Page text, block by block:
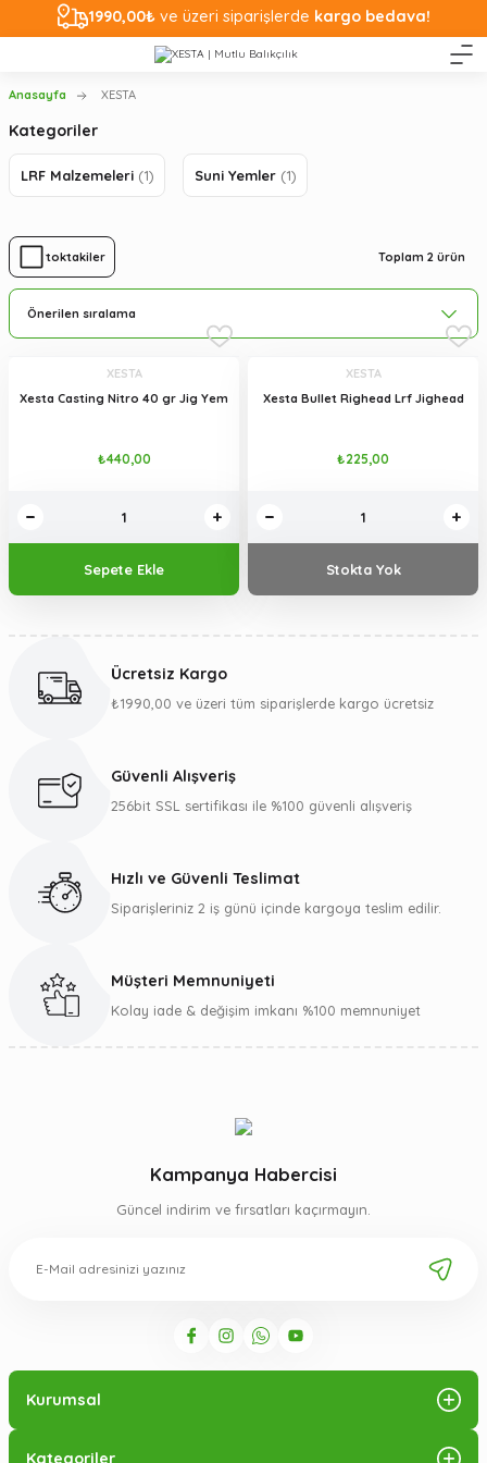
1990,00₺ ve üzeri siparişlerde kargo bedava!
Anasayfa XESTA
Kategoriler
LRF Malzemeleri (1) Suni Yemler (1)
Stoktakiler Toplam 2 ürün
XESTA
Xesta Casting Nitro 40 gr Jig Yem
₺440,00
Sepete Ekle
XESTA
Xesta Bullet Righead Lrf Jighead
₺225,00
Stokta Yok
Ücretsiz Kargo
₺1990,00 ve üzeri tüm siparişlerde kargo ücretsiz
Güvenli Alışveriş
256bit SSL sertifikası ile %100 güvenli alışveriş
Hızlı ve Güvenli Teslimat
Siparişleriniz 2 iş günü içinde kargoya teslim edilir.
Müşteri Memnuniyeti
Kolay iade & değişim imkanı %100 memnuniyet
Kampanya Habercisi
Güncel indirim ve fırsatları kaçırmayın.
Kurumsal
Kategoriler